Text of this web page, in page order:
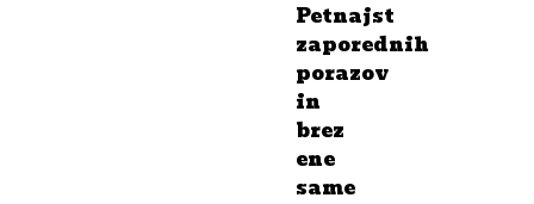
Petnajst
zaporednih
porazov
in
brez
ene
same